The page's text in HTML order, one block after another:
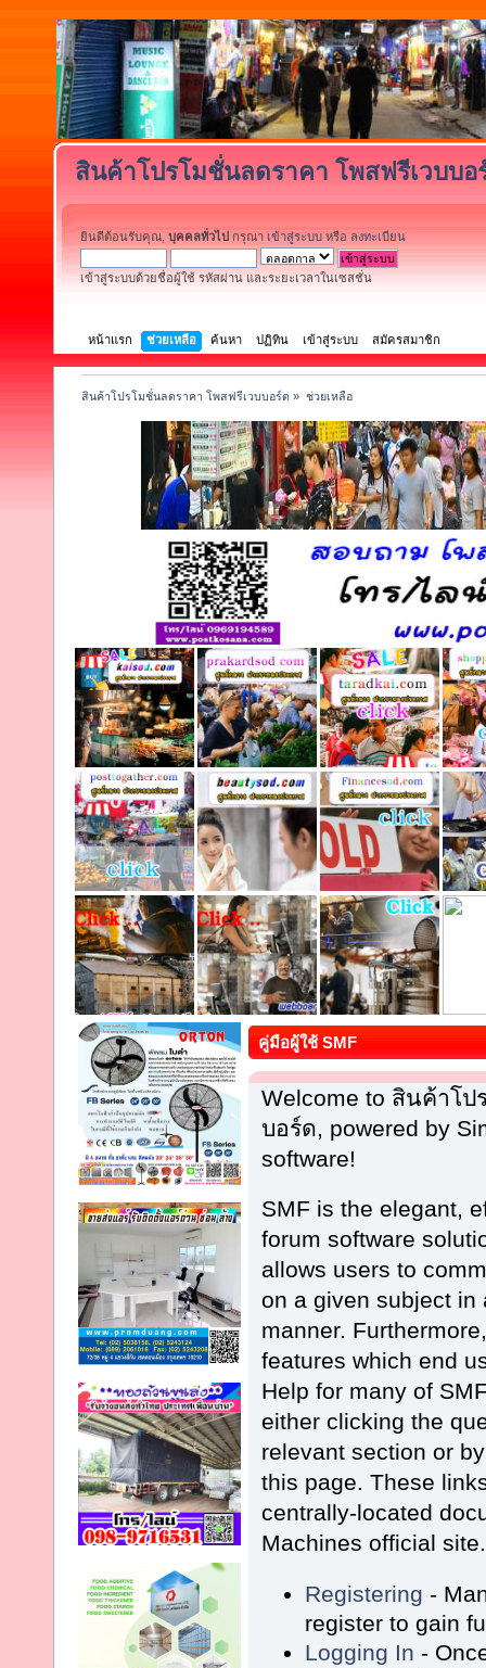
สินค้าโปรโมชั่นลดราคา โพสฟรีเวบบอ
ยินดีต้อนรับคุณ, บุคคลทั่วไป กรุณา เข้าสู่ระบบ หรือ ลงทะเบียน
เข้าสู่ระบบด้วยชื่อผู้ใช้ รหัสผ่าน และระยะเวลาในเซสชั่น
หน้าแรก ช่วยเหลือ ค้นหา ปฏิทิน เข้าสู่ระบบ สมัครสมาชิก
สินค้าโปรโมชั่นลดราคา โพสฟรีเวบบอร์ด » ช่วยเหลือ
คู่มือผู้ใช้ SMF
Welcome to สินค้าโ
บอร์ด, powered by
software!
SMF is the elegant,
forum software
allows users to
on a given subject in
manner.
features which end
Help for many of
either clicking the
relevant section or
this page. These
centrally-located
Machines official site.
Registering -
register to gain
Logging In -